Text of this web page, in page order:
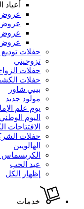
أعياد
عروض
عروض
عروض
عروض
حفلات توديع
تزوجيني
حفلات
حفلات
بيبي شاور
مولود جديد
يوم علم
اليوم
الافتتاحات
حفلات
الهالويين
عيد الحب
إظهار الكل
خدمات